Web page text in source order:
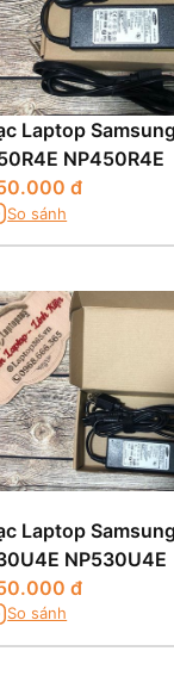
Laptop Samsung
NP450R4E
đ
So sánh
Laptop Samsung
NP530U4E
đ
So sánh